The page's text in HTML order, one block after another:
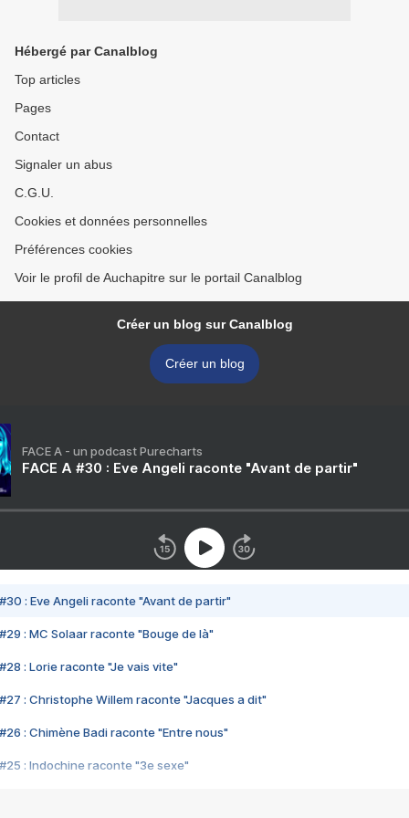
Hébergé par Canalblog
Top articles
Pages
Contact
Signaler un abus
C.G.U.
Cookies et données personnelles
Préférences cookies
Voir le profil de Auchapitre sur le portail Canalblog
Créer un blog sur Canalblog
Créer un blog
FACE A - un podcast Purecharts
FACE A #30 : Eve Angeli raconte "Avant de partir"
#30 : Eve Angeli raconte "Avant de partir"
#29 : MC Solaar raconte "Bouge de là"
#28 : Lorie raconte "Je vais vite"
#27 : Christophe Willem raconte "Jacques a dit"
#26 : Chimène Badi raconte "Entre nous"
#25 : Indochine raconte "3e sexe"